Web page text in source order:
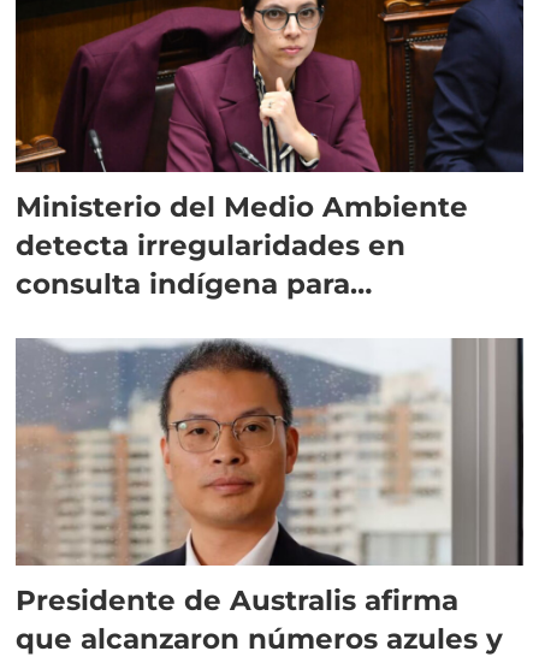
Ministerio del Medio Ambiente
detecta irregularidades en
consulta indígena para
Presidente de Australis afirma
que alcanzaron números azules y